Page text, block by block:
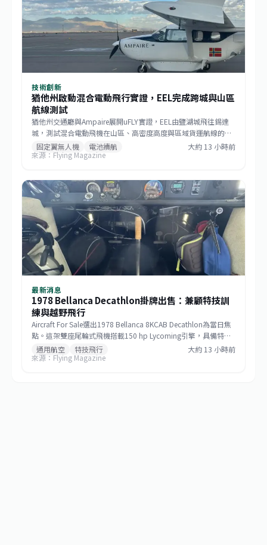
技術創新
猶他州啟動混合電動飛行實證，EEL完成跨城與山區
航線測試
猶他州交通廳與Ampaire展開uFLY實證，EEL由鹽湖城飛往錫達
城，測試混合電動飛機在山區、高密度高度與區域貨運航線的表
現。計畫納入FAA電動垂直起降整合先導計畫，未來三年將擴及
26州，並評估貨運、緊急應變、野火處置及客運應用。
固定翼無人機 電池續航
大約 13 小時前
來源：Flying Magazine
最新消息
1978 Bellanca Decathlon掛牌出售：兼顧特技訓
練與越野飛行
Aircraft For Sale選出1978 Bellanca 8KCAB Decathlon為當日焦
點。這架雙座尾輪式飛機搭載150 hp Lycoming引擎，具備特技
訓練及越野旅行能力，並隨附兩具緊急降落傘，目前掛牌價格為
98,500美元。
通用航空 特技飛行
大約 13 小時前
來源：Flying Magazine